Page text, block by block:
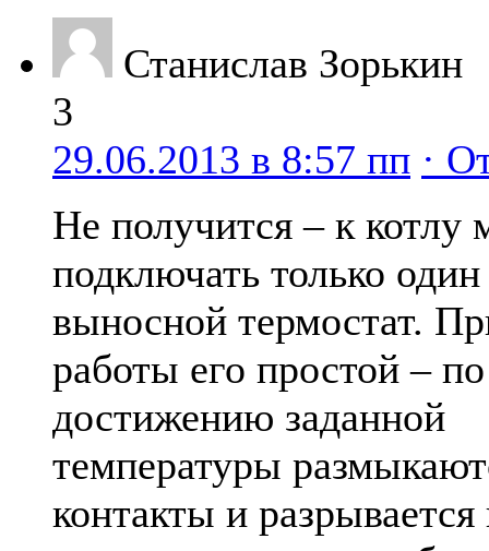
Станислав Зорькин
3
29.06.2013 в 8:57 пп ·
Не получится – к котлу
подключать только один
выносной термостат.
работы его простой – по
достижению заданной
температуры
контакты и разрывается